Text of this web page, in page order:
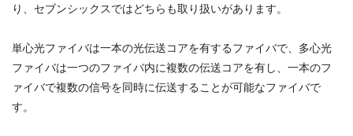
り、セブンシックスではどちらも取り扱いがあります。
単心光ファイバは一本の光伝送コアを有するファイバで、多心光
ファイバは一つのファイバ内に複数の伝送コアを有し、一本のフ
ァイバで複数の信号を同時に伝送することが可能なファイバで
す。